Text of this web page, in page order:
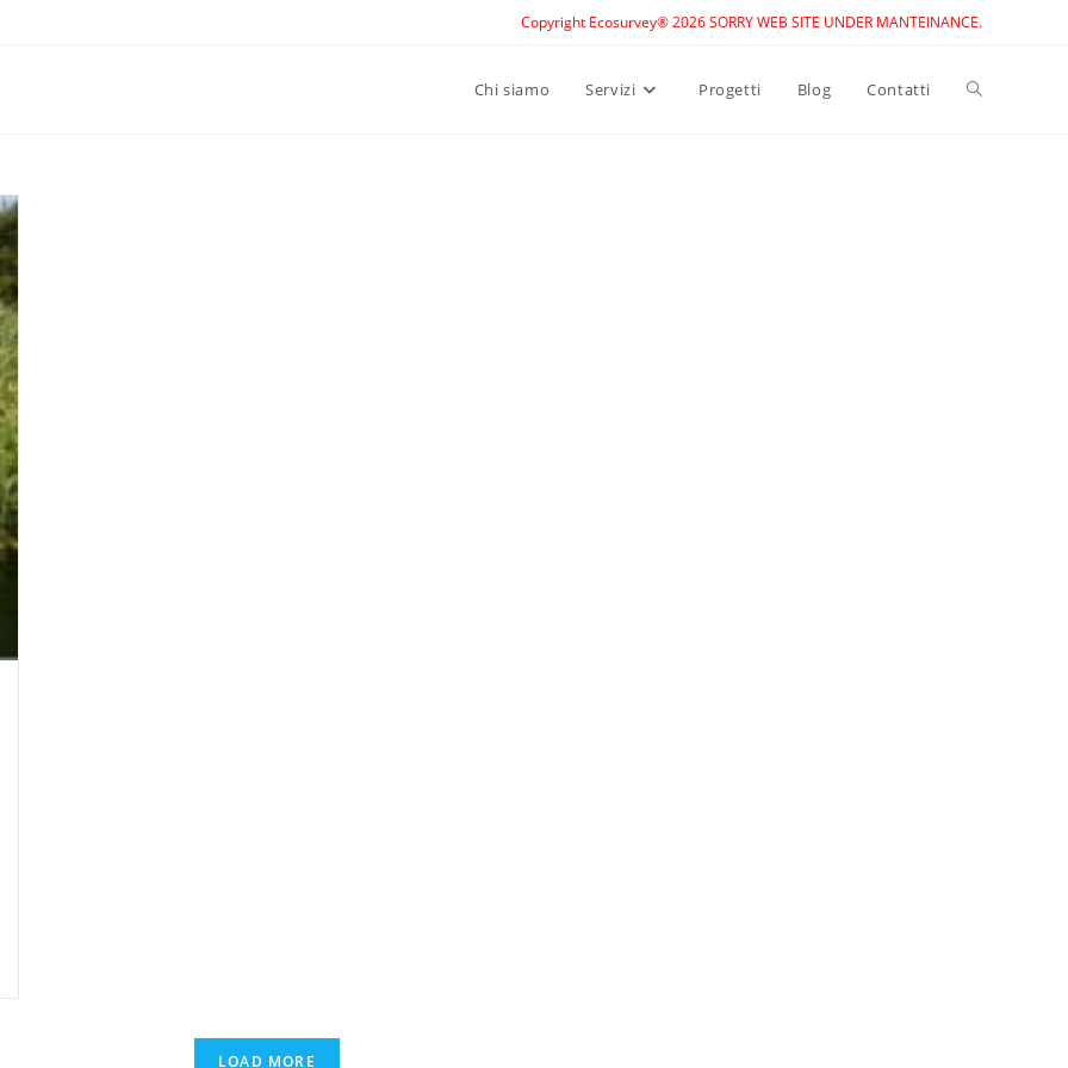
Copyright Ecosurvey® 2026 SORRY WEB SITE UNDER MANTEINANCE.
Chi siamo Servizi Progetti Blog Contatti Toggle
LOAD MORE